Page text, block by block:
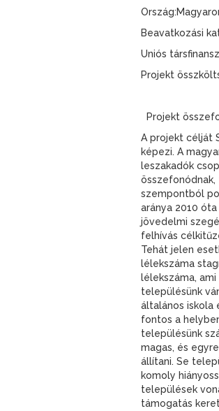
Beavatkozási
Uniós
Projekt
Projekt
A projekt célját
képezi. A
leszakadók
szempontból
aránya 2010
jövedelmi
felhívás
Tehát jelen
lélekszáma
lélekszáma,
településünk
általános iskola
fontos a
településünk
magas, és
állítani. Se
komoly
települések
támogatás